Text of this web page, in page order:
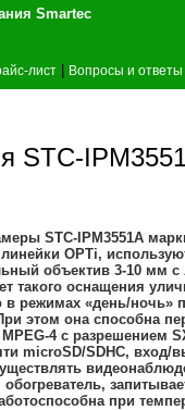
лист Вопросы и ответы
STC-
STC-IPM3551A
OPTi,
объектив 3-10 мм
такого оснащения
режимах «день/ночь»
этом она способна
4 с разрешением
microSD/SDHC, вход/
при